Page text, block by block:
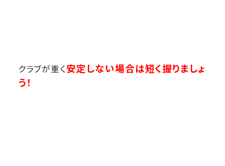
クラブが重く安定しない場合は短く握りましょ
う！